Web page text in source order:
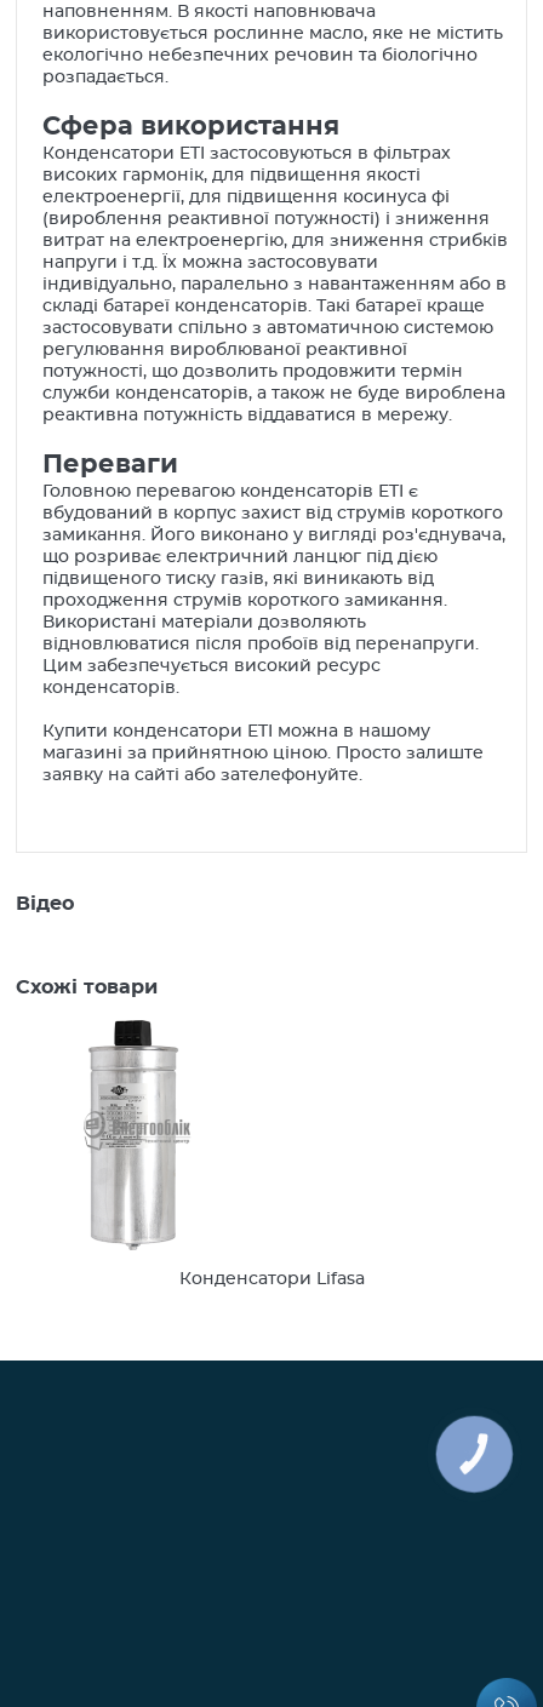
наповненням. В якості наповнювача
використовується рослинне масло, яке не містить
екологічно небезпечних речовин та біологічно
розпадається.
Сфера використання
Конденсатори ETI застосовуються в фільтрах
високих гармонік, для підвищення якості
електроенергії, для підвищення косинуса фі
(вироблення реактивної потужності) і зниження
витрат на електроенергію, для зниження стрибків
напруги і т.д. Їх можна застосовувати
індивідуально, паралельно з навантаженням або в
складі батареї конденсаторів. Такі батареї краще
застосовувати спільно з автоматичною системою
регулювання вироблюваної реактивної
потужності, що дозволить продовжити термін
служби конденсаторів, а також не буде вироблена
реактивна потужність віддаватися в мережу.
Переваги
Головною перевагою конденсаторів ETI є
вбудований в корпус захист від струмів короткого
замикання. Його виконано у вигляді роз'єднувача,
що розриває електричний ланцюг під дією
підвищеного тиску газів, які виникають від
проходження струмів короткого замикання.
Використані матеріали дозволяють
відновлюватися після пробоїв від перенапруги.
Цим забезпечується високий ресурс
конденсаторів.
Купити конденсатори ETI можна в нашому
магазині за прийнятною ціною. Просто залиште
заявку на сайті або зателефонуйте.
Відео
Схожі товари
Конденсатори Lifasa
КНОПКА
ЗВ'ЯЗКУ